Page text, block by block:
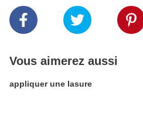
Vous aimerez aussi
appliquer une lasure